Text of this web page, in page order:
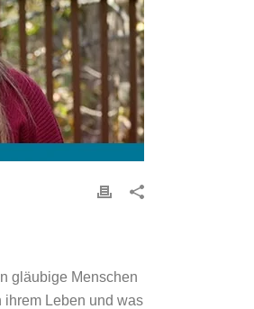
gläubige Menschen
ihrem Leben und was